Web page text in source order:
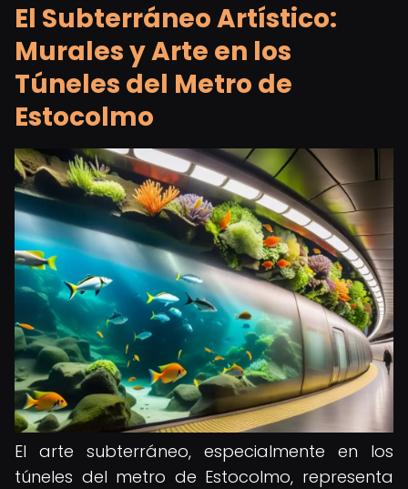
El Subterráneo Artístico:
Murales y Arte en los
Túneles del Metro de
Estocolmo
El arte subterráneo, especialmente en los
túneles del metro de Estocolmo, representa